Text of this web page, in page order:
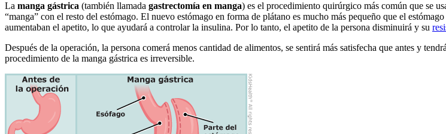
La manga gástrica (también llamada gastrectomía en manga) es el procedimiento quirúrgico más común que se
“manga” con el resto del estómago. El nuevo estómago en forma de plátano es mucho más pequeño que el
aumentaban el apetito, lo que ayudará a controlar la insulina. Por lo tanto, el apetito de la persona disminuirá y su
Después de la operación, la persona comerá menos cantidad de alimentos, se sentirá más satisfecha que antes y
procedimiento de la manga gástrica es irreversible.